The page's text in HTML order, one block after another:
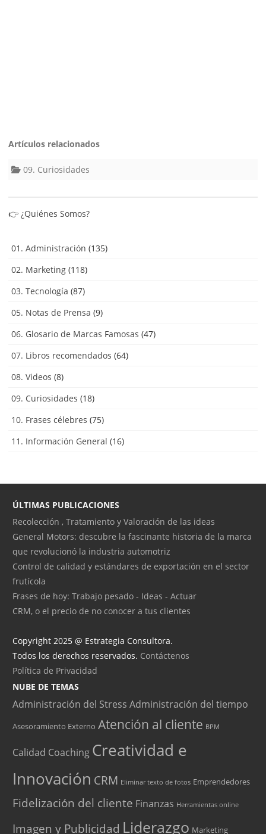
Artículos relacionados
09. Curiosidades
👉 ¿Quiénes Somos?
01. Administración (135)
02. Marketing (118)
03. Tecnología (87)
05. Notas de Prensa (9)
06. Glosario de Marcas Famosas (47)
07. Libros recomendados (64)
08. Videos (8)
09. Curiosidades (18)
10. Frases célebres (75)
11. Información General (16)
ÚLTIMAS PUBLICACIONES
Recolección , Tratamiento y Valoración de las ideas
General Motors: descubre la fascinante historia de la marca
que revolucionó la industria automotriz
Control de calidad y estándares de exportación en el sector
frutícola
Frases de hoy: Trabajo pesado - Ideas - Actuar
CRM, o el precio de no conocer a tus clientes
Copyright 2025 @ Estrategia Consultora.
Todos los derechos reservados. Contáctenos
Política de Privacidad
NUBE DE TEMAS
Administración del Stress Administración del tiempo
Asesoramiento Externo Atención al cliente BPM
Calidad Coaching Creatividad e
Innovación CRM Eliminar texto de fotos Emprendedores
Fidelización del cliente Finanzas Herramientas online
Imagen y Publicidad Liderazgo Marketing